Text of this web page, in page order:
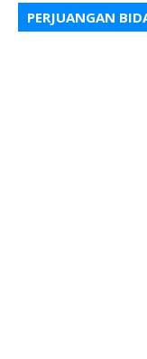
PERJUANGAN